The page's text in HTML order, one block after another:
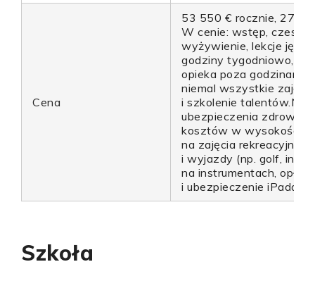
Cena
53 550 € rocznie, 27
W cenie: wstęp, czesne,
wyżywienie, lekcje
godziny tygodniowo,
opieka poza godzinami
niemal wszystkie
i szkolenie talentów.Nie
ubezpieczenia
kosztów w wysokości
na zajęcia rekreacyjne,
i wyjazdy (np. golf,
na instrumentach,
i ubezpieczenie iPada,
Szkoła